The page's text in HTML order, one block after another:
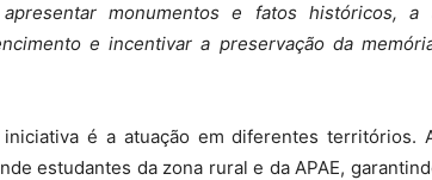
monumentos e fatos históricos,
e incentivar a preservação da
é a atuação em diferentes territórios.
estudantes da zona rural e da APAE,